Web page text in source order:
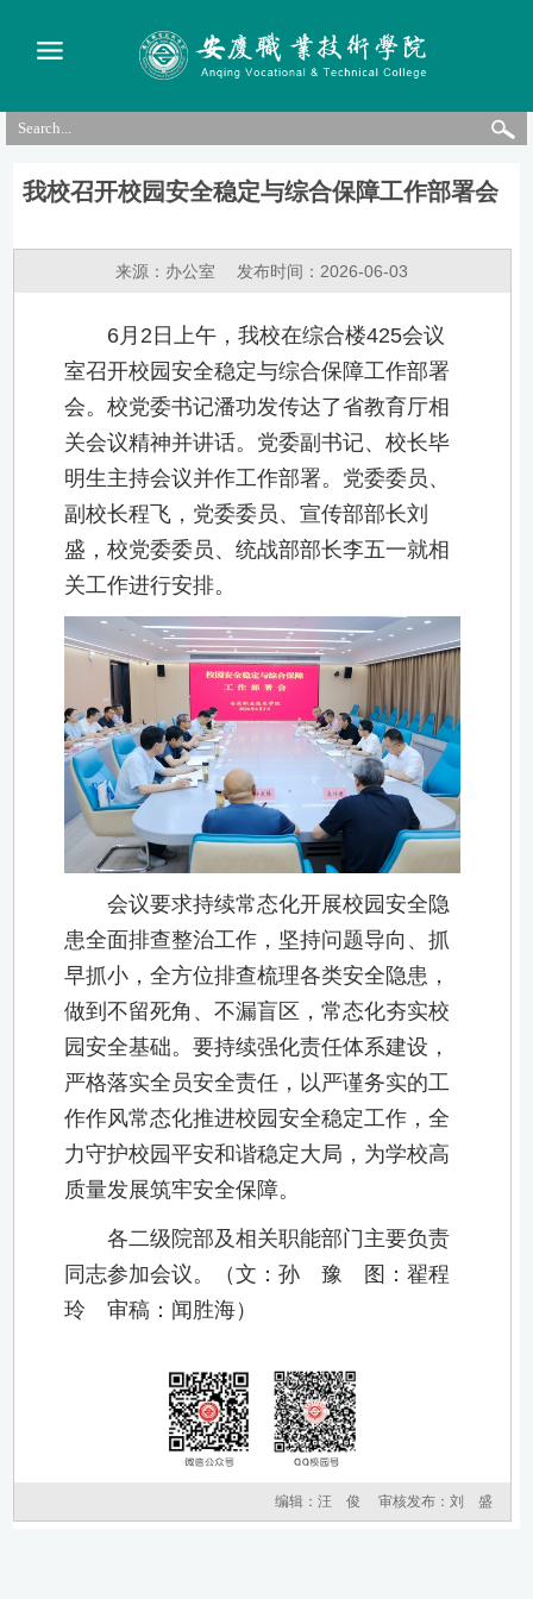
我校召开校园安全稳定与综合保障工作部署会
来源：办公室 发布时间：2026-06-03
6月2日上午，我校在综合楼425会议
室召开校园安全稳定与综合保障工作部署
会。校党委书记潘功发传达了省教育厅相
关会议精神并讲话。党委副书记、校长毕
明生主持会议并作工作部署。党委委员、
副校长程飞，党委委员、宣传部部长刘
盛，校党委委员、统战部部长李五一就相
关工作进行安排。
会议要求持续常态化开展校园安全隐
患全面排查整治工作，坚持问题导向、抓
早抓小，全方位排查梳理各类安全隐患，
做到不留死角、不漏盲区，常态化夯实校
园安全基础。要持续强化责任体系建设，
严格落实全员安全责任，以严谨务实的工
作作风常态化推进校园安全稳定工作，全
力守护校园平安和谐稳定大局，为学校高
质量发展筑牢安全保障。
各二级院部及相关职能部门主要负责
同志参加会议。（文：孙 豫 图：翟程
玲 审稿：闻胜海）
编辑： 汪 俊 审核发布：刘 盛